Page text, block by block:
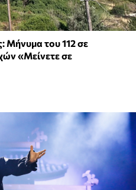
Μήνυμα του 112 σε
«Μείνετε σε